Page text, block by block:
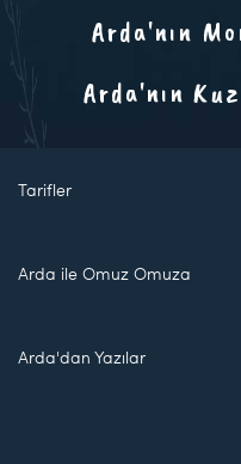
Arda'nın
Arda'nın
Tarifler
Arda ile Omuz Omuza
Arda'dan Yazılar